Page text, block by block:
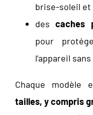
brise-soleil et
descaches
pour
l’appareil
Chaque modèle
tailles, y compris